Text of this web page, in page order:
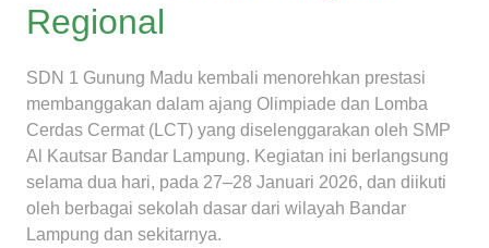
Regional
SDN 1 Gunung Madu kembali menorehkan prestasi
membanggakan dalam ajang Olimpiade dan Lomba
Cerdas Cermat (LCT) yang diselenggarakan oleh SMP
Al Kautsar Bandar Lampung. Kegiatan ini berlangsung
selama dua hari, pada 27–28 Januari 2026, dan diikuti
oleh berbagai sekolah dasar dari wilayah Bandar
Lampung dan sekitarnya.